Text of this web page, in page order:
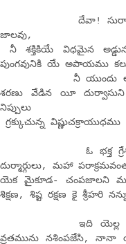
దేవా! సురా సురాది
జాలవు,
నీ శక్తికియే విధమైన
పుంగవునికి యే అపాయము
నీ యుందు ఆ శ్రీ
శరణు వేడిన యీ దుర్వాసుని
నిప్పులు
గ్రక్కుచున్న
ఓ భక్త గ్రేశ్వరా !
దుర్మార్గులు, మహా
యెక మైకూడ- చంపజాలని
శిక్షణ, శిష్ట రక్షణ కై శ్రీహరి
ఇది యెల్ల రకు
వ్రతమును నశింపజేసి, నానా